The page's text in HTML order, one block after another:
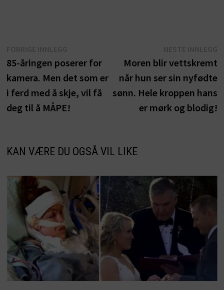
innlegg:
85-åringen poserer for
kamera. Men det som er
i ferd med å skje, vil få
deg til å MÅPE!
Moren blir vettskremt
når hun ser sin nyfødte
sønn. Hele kroppen hans
er mørk og blodig!
KAN VÆRE DU OGSÅ VIL LIKE